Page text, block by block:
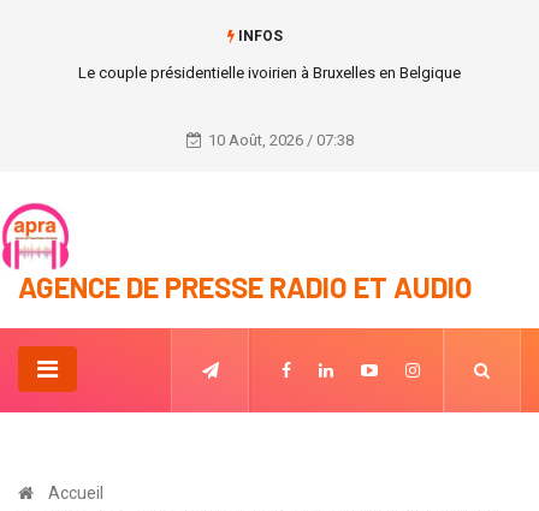
INFOS
AFROBASKET KIGALI 2021 : Les ivoiriens atomisent les Guinéens 98-50
10 Août, 2026 / 07:38
AGENCE DE PRESSE RADIO ET AUDIO
Accueil